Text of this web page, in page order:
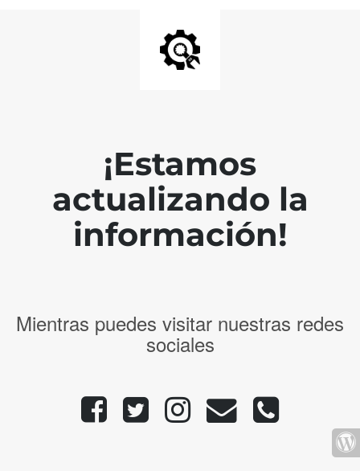
¡Estamos
actualizando la
información!
Mientras puedes visitar nuestras redes
sociales